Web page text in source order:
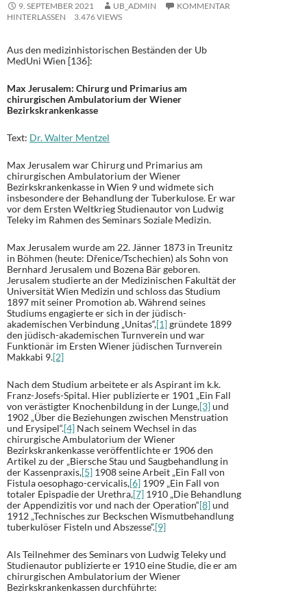
9. SEPTEMBER 2021 UB_ADMIN
KOMMENTAR
HINTERLASSEN
3.476 VIEWS
Aus den medizinhistorischen Beständen der Ub
MedUni Wien [136]:
Max Jerusalem: Chirurg und Primarius am
chirurgischen Ambulatorium der Wiener
Bezirkskrankenkasse
Text: Dr. Walter Mentzel
Max Jerusalem war Chirurg und Primarius am
chirurgischen Ambulatorium der Wiener
Bezirkskrankenkasse in Wien 9 und widmete sich
insbesondere der Behandlung der Tuberkulose. Er war
vor dem Ersten Weltkrieg Studienautor von Ludwig
Teleky im Rahmen des Seminars Soziale Medizin.
Max Jerusalem wurde am 22. Jänner 1873 in Treunitz
in Böhmen (heute: Dřenice/Tschechien) als Sohn von
Bernhard Jerusalem und Bozena Bär geboren.
Jerusalem studierte an der Medizinischen Fakultät der
Universität Wien Medizin und schloss das Studium
1897 mit seiner Promotion ab. Während seines
Studiums engagierte er sich in der jüdisch-
akademischen Verbindung „Unitas“,[1]gründete 1899
den jüdisch-akademischen Turnverein und war
Funktionär im Ersten Wiener jüdischen Turnverein
Makkabi 9.[2]
Nach dem Studium arbeitete er als Aspirant im k.k.
Franz-Josefs-Spital. Hier publizierte er 1901 „Ein Fall
von verästigter Knochenbildung in der Lunge,[3]und
1902 „Über die Beziehungen zwischen Menstruation
und Erysipel“.[4] Nach seinem Wechsel in das
chirurgische Ambulatorium der Wiener
Bezirkskrankenkasse veröffentlichte er 1906 den
Artikel zu der „Biersche Stau und Saugbehandlung in
der Kassenpraxis,[5] 1908 seine Arbeit „Ein Fall von
Fistula oesophago-cervicalis,[6] 1909 „Ein Fall von
totaler Epispadie der Urethra,[7] 1910 „Die Behandlung
der Appendizitis vor und nach der Operation“[8]und
1912 „Technisches zur Beckschen Wismutbehandlung
tuberkulöser Fisteln und Abszesse“.[9]
Als Teilnehmer des Seminars von Ludwig Teleky und
Studienautor publizierte er 1910 eine Studie, die er am
chirurgischen Ambulatorium der Wiener
Bezirkskrankenkassen durchführte: